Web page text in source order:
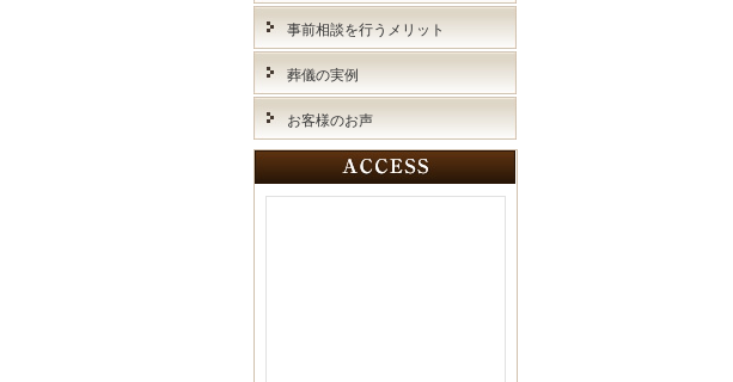
事前相談を行うメリット
葬儀の実例
お客様のお声